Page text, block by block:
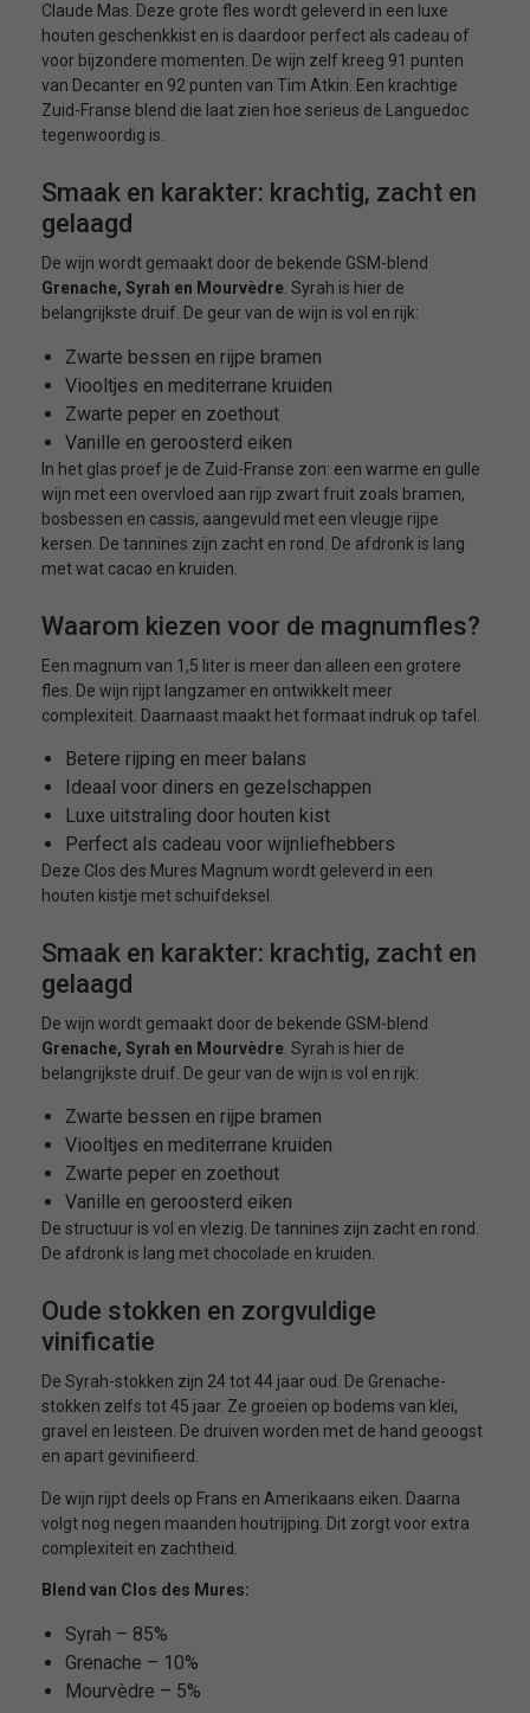
Claude Mas. Deze grote fles wordt geleverd in een luxe
houten geschenkkist en is daardoor perfect als cadeau of
voor bijzondere momenten. De wijn zelf kreeg 91 punten
van Decanter en 92 punten van Tim Atkin. Een krachtige
Zuid-Franse blend die laat zien hoe serieus de Languedoc
tegenwoordig is.
Smaak en karakter: krachtig, zacht en
gelaagd
De wijn wordt gemaakt door de bekende GSM-blend
Grenache, Syrah en Mourvèdre . Syrah is hier de
belangrijkste druif. De geur van de wijn is vol en rijk:
Zwarte bessen en rijpe bramen
Viooltjes en mediterrane kruiden
Zwarte peper en zoethout
Vanille en geroosterd eiken
In het glas proef je de Zuid-Franse zon: een warme en gulle
wijn met een overvloed aan rijp zwart fruit zoals bramen,
bosbessen en cassis, aangevuld met een vleugje rijpe
kersen. De tannines zijn zacht en rond. De afdronk is lang
met wat cacao en kruiden.
Waarom kiezen voor de magnumfles?
Een magnum van 1,5 liter is meer dan alleen een grotere
fles. De wijn rijpt langzamer en ontwikkelt meer
complexiteit. Daarnaast maakt het formaat indruk op tafel.
Betere rijping en meer balans
Ideaal voor diners en gezelschappen
Luxe uitstraling door houten kist
Perfect als cadeau voor wijnliefhebbers
Deze Clos des Mures Magnum wordt geleverd in een
houten kistje met schuifdeksel.
Smaak en karakter: krachtig, zacht en
gelaagd
De wijn wordt gemaakt door de bekende GSM-blend
Grenache, Syrah en Mourvèdre . Syrah is hier de
belangrijkste druif. De geur van de wijn is vol en rijk:
Zwarte bessen en rijpe bramen
Viooltjes en mediterrane kruiden
Zwarte peper en zoethout
Vanille en geroosterd eiken
De structuur is vol en vlezig. De tannines zijn zacht en rond.
De afdronk is lang met chocolade en kruiden.
Oude stokken en zorgvuldige
vinificatie
De Syrah-stokken zijn 24 tot 44 jaar oud. De Grenache-
stokken zelfs tot 45 jaar. Ze groeien op bodems van klei,
gravel en leisteen. De druiven worden met de hand geoogst
en apart gevinifieerd.
De wijn rijpt deels op Frans en Amerikaans eiken. Daarna
volgt nog negen maanden houtrijping. Dit zorgt voor extra
complexiteit en zachtheid.
Blend van Clos des Mures:
Syrah – 85%
Grenache – 10%
Mourvèdre – 5%